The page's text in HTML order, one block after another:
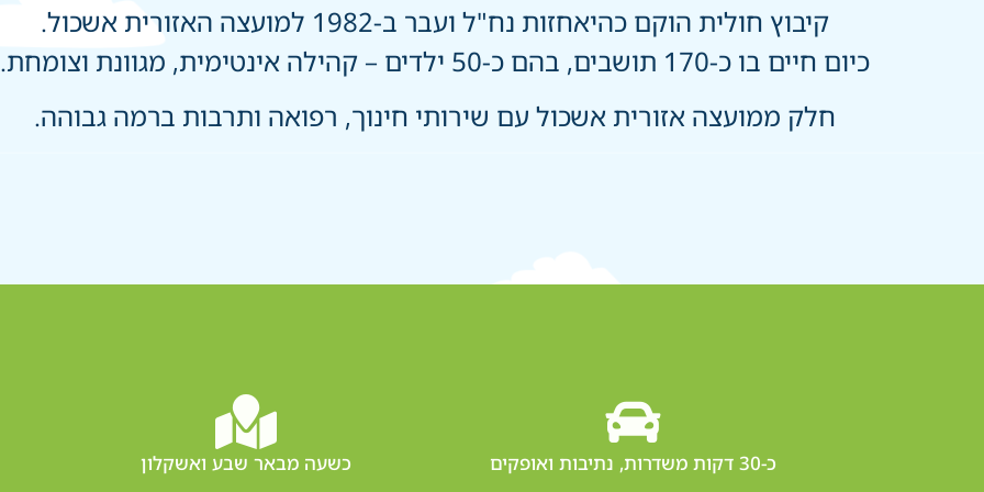
קיבוץ חולית הוקם כהיאחזות נח"ל ועבר ב-1982 למועצה האזורית אשכול.
כיום חיים בו כ-170 תושבים, בהם כ-50 ילדים – קהילה אינטימית, מגוונת וצומחת.
חלק ממועצה אזורית אשכול עם שירותי חינוך, רפואה ותרבות ברמה גבוהה.
כ-30 דקות משדרות, נתיבות ואופקים כשעה מבאר שבע ואשקלון